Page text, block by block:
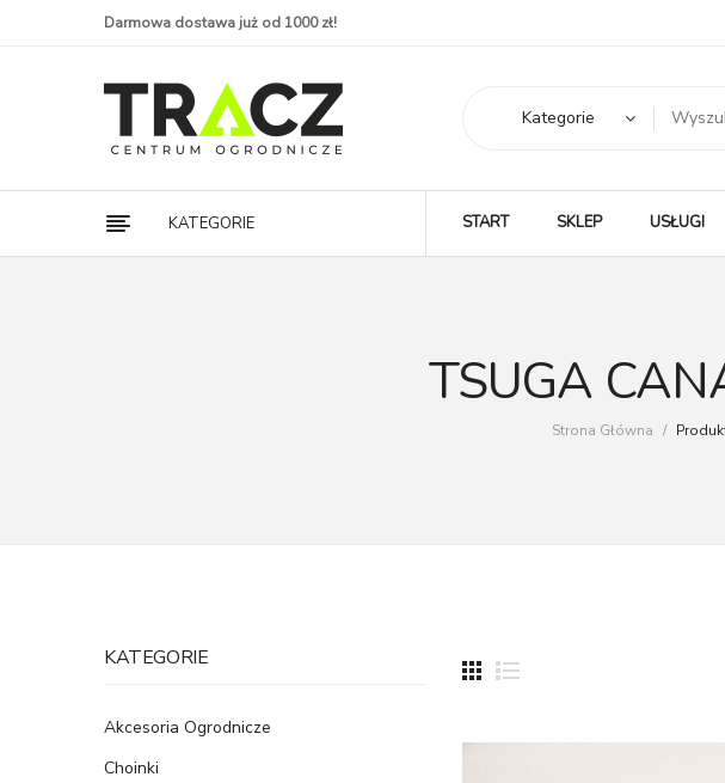
Darmowa dostawa już od 1000 zł!
Kategorie
KATEGORIE START SKLEP USŁUGI
TSUGA
Strona Główna /
KATEGORIE
Akcesoria Ogrodnicze
Choinki